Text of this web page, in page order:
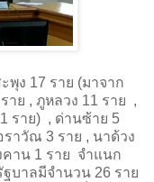
พุง 17 ราย (มาจาก
าย , ภูหลวง 11 ราย ,
ราย) , ด่านซ้าย 5
ราวัณ 3 ราย , นาด้วง
คาน 1 ราย จำแนก
บาลมีจำนวน 26 ราย